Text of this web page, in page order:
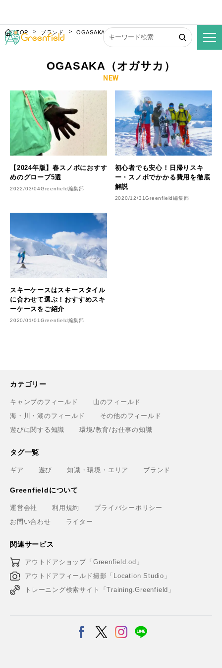
TOP ブランド OGASAKA（オガサカ）
OGASAKA（オガサカ）
NEW
【2024年版】春スノボにおすす
めのグローブ5選
2022/03/04Greenfield編集部
初心者でも安心！日帰りスキ
ー・スノボでかかる費用を徹底
解説
2020/12/31Greenfield編集部
スキーケースはスキースタイル
に合わせて選ぶ！おすすめスキ
ーケースをご紹介
2020/01/01Greenfield編集部
カテゴリー
キャンプのフィールド
山のフィールド
海・川・湖のフィールド
その他のフィールド
遊びに関する知識
環境/教育/お仕事の知識
タグ一覧
ギア 遊び 知識・環境・エリア ブランド
Greenfieldについて
運営会社 利用規約
プライバシーポリシー
お問い合わせ
ライター
関連サービス
アウトドアショップ「Greenfield.od」
アウトドアフィールド撮影「Location Studio」
トレーニング検索サイト「Training.Greenfield」